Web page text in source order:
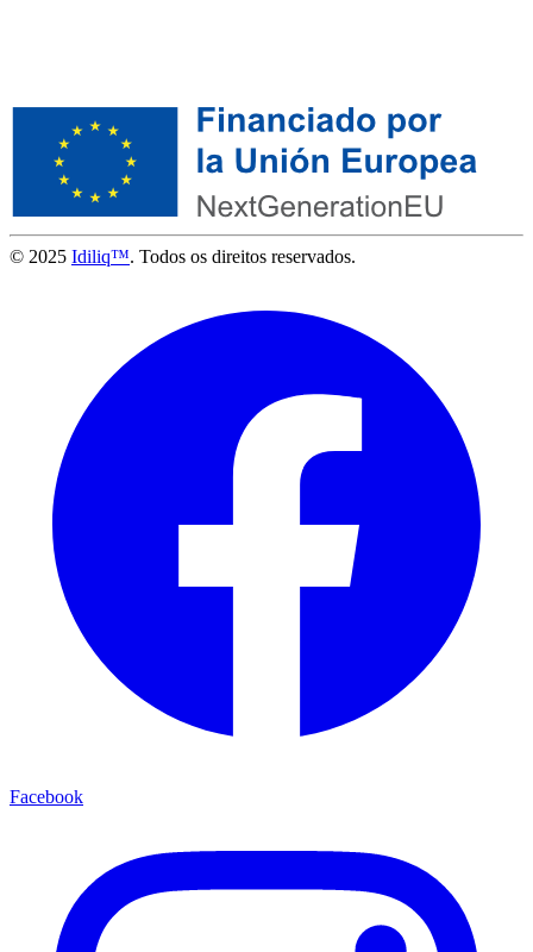
© 2025 Idiliq™. Todos os direitos reservados.
Facebook